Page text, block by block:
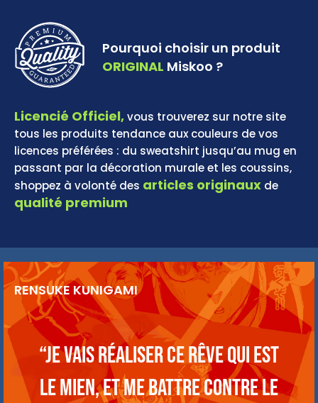
Pourquoi choisir un produit
ORIGINAL Miskoo ?
Licencié Officiel,vous trouverez sur notre site
tous les produits tendance aux couleurs de vos
licences préférées : du sweatshirt jusqu’au mug en
passant par la décoration murale et les coussins,
shoppez à volonté des articles originaux de
qualité premium
RENSUKE KUNIGAMI
“Je vais réaliser ce rêve qui est
le mien, et me battre contre le